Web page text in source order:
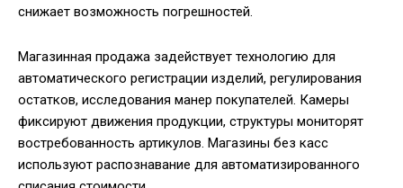
снижает возможность погрешностей.
Магазинная продажа задействует технологию для
автоматического регистрации изделий, регулирования
остатков, исследования манер покупателей. Камеры
фиксируют движения продукции, структуры мониторят
востребованность артикулов. Магазины без касс
используют распознавание для автоматизированного